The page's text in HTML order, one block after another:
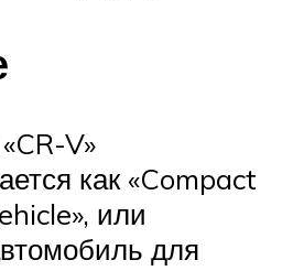
V»
как «Compact
или
для